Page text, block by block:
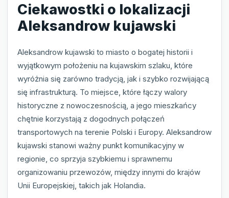
Ciekawostki o lokalizacji
Aleksandrow kujawski
Aleksandrow kujawski to miasto o bogatej historii i
wyjątkowym położeniu na kujawskim szlaku, które
wyróżnia się zarówno tradycją, jak i szybko rozwijającą
się infrastrukturą. To miejsce, które łączy walory
historyczne z nowoczesnością, a jego mieszkańcy
chętnie korzystają z dogodnych połączeń
transportowych na terenie Polski i Europy. Aleksandrow
kujawski stanowi ważny punkt komunikacyjny w
regionie, co sprzyja szybkiemu i sprawnemu
organizowaniu przewozów, między innymi do krajów
Unii Europejskiej, takich jak Holandia.